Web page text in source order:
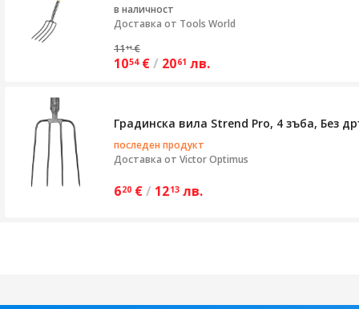
в наличност
Доставка от Tools World
1111 €
1054 €/ 2061 лв.
Градинска вила Strend Pro, 4 зъба, Без
последен продукт
Доставка от Victor Optimus
620 €/ 1213 лв.